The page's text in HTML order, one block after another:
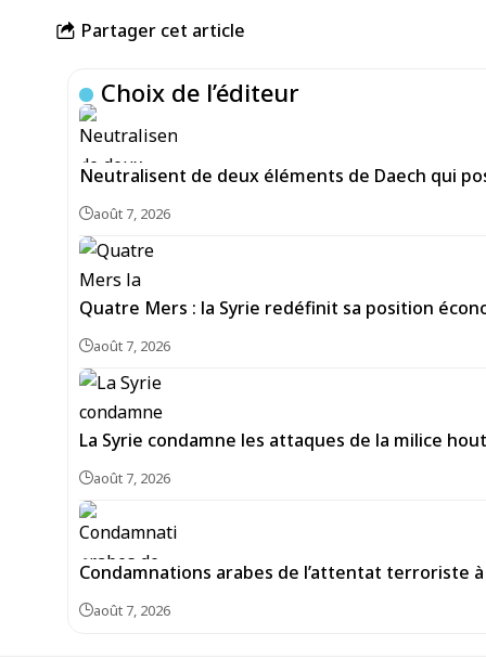
Partager cet article
Choix de l’éditeur
Neutralisent de deux éléments de Daech qui
août 7, 2026
Quatre Mers : la Syrie redéfinit sa position
août 7, 2026
La Syrie condamne les attaques de la milice
août 7, 2026
Condamnations arabes de l’attentat terroriste
août 7, 2026